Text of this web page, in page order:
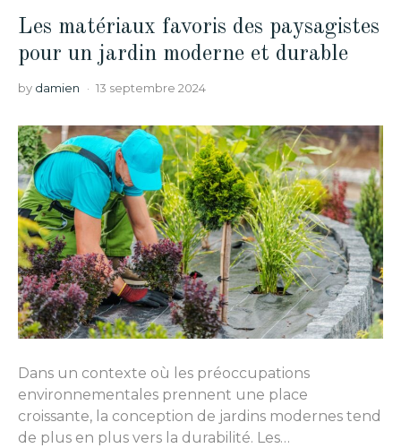
Les matériaux favoris des paysagistes
pour un jardin moderne et durable
by damien 13 septembre 2024
Dans un contexte où les préoccupations
environnementales prennent une place
croissante, la conception de jardins modernes tend
de plus en plus vers la durabilité. Les…